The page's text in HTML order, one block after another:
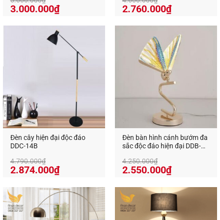
Giá
là:
5.000.000₫.
3.000.000₫Giá
hiện
tại
là:
3.000.000₫.
Giá
là:
4.600.000₫.
2.760.000₫Giá
hiện
tại
là:
Đèn cây hiện đại độc đáo
DDC-14B
4.790.000₫
Giá
là:
4.790.000₫.
2.874.000₫Giá
hiện
tại
là:
2.874.000₫.
Đèn bàn hình cánh bướm đa
sắc độc đáo hiện đại DDB-
4.250.000₫
Giá
là:
4.250.000₫.
2.550.000₫Giá
hiện
tại
là: